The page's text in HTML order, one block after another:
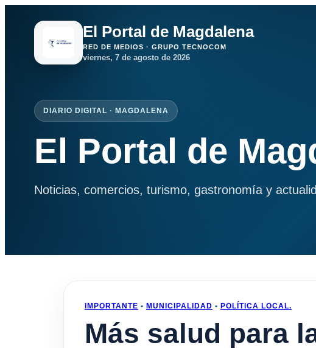
El Portal de Magdalena
RED DE MEDIOS · GRUPO TECNOCOM
viernes, 7 de agosto de 2026
DIARIO DIGITAL · MAGDALENA
El Portal de
Noticias, comercios, turismo, gastronomía y
IMPORTANTE • MUNICIPALIDAD • POLÍTICA LOCAL.
Más salud para